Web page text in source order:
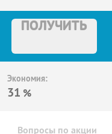
ПОЛУЧИТЬ
Экономия:
31 %
Вопросы по акции